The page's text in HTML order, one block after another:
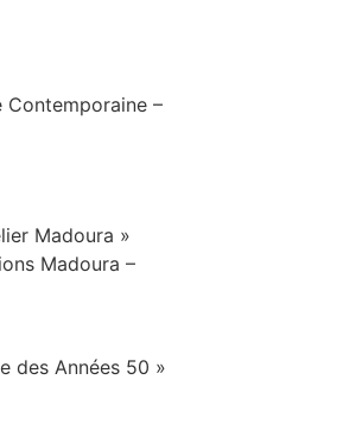
Contemporaine –
Madoura »
Madoura –
des Années 50 »